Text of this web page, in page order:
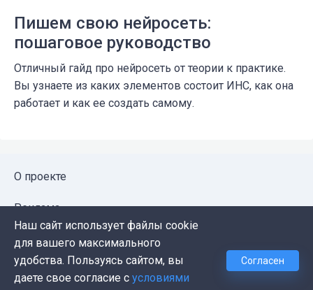
Пишем свою нейросеть:
пошаговое руководство
Отличный гайд про нейросеть от теории к практике.
Вы узнаете из каких элементов состоит ИНС, как она
работает и как ее создать самому.
О проекте
Реклама
Публичная оферта
Политика конфиденциальности
Наш сайт использует файлы cookie
для вашего максимального
удобства. Пользуясь сайтом, вы
даете свое согласие с условиями
Согласен